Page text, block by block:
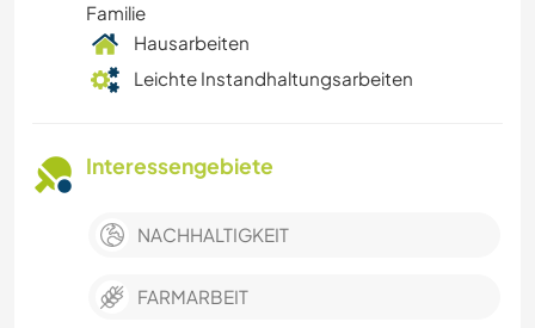
Familie
Hausarbeiten
Leichte Instandhaltungsarbeiten
Interessengebiete
NACHHALTIGKEIT
FARMARBEIT